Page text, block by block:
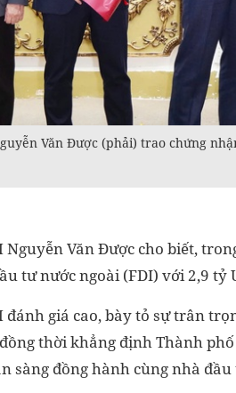
Văn Được (phải) trao chứng
Nguyễn Văn Được cho biết,
tư nước ngoài (FDI) với 2,9 tỷ
đánh giá cao, bày tỏ sự trân
thời khẳng định Thành
sàng đồng hành cùng nhà